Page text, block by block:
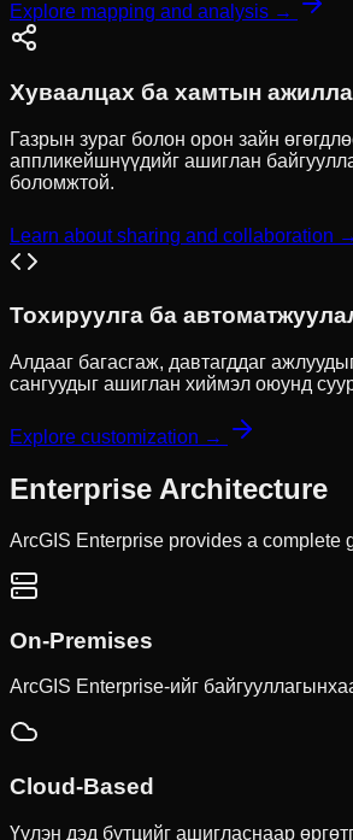
Explore mapping and analysis →
Хуваалцах ба хамтын
Газрын зураг болон орон зайн
аппликейшнүүдийг ашиглан
боломжтой.
Learn about sharing and collaboration →
Тохируулга ба
Алдааг багасгаж, давтагддаг
сангуудыг ашиглан хиймэл оюунд
Explore customization →
Enterprise Architecture
ArcGIS Enterprise provides a complete
On-Premises
ArcGIS Enterprise-ийг
Cloud-Based
Үүлэн дэд бүтцийг ашигласнаар